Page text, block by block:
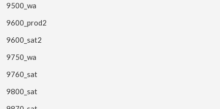
9500_wa
9600_prod2
9600_sat2
9750_wa
9760_sat
9800_sat